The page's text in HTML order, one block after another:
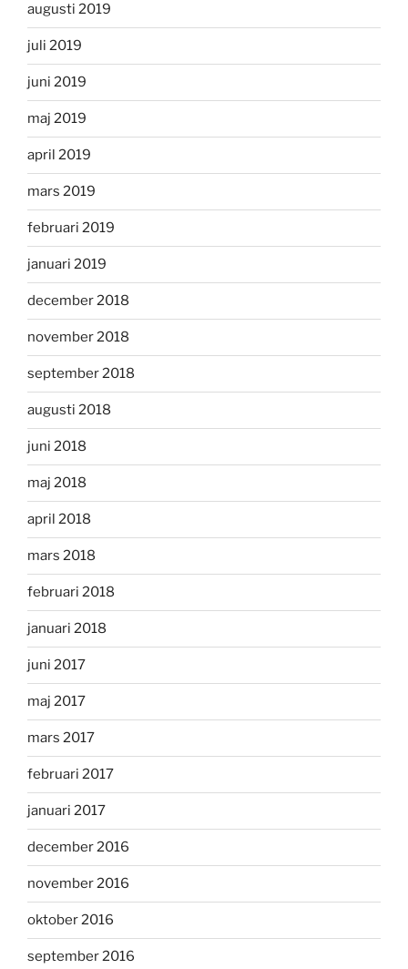
augusti 2019
juli 2019
juni 2019
maj 2019
april 2019
mars 2019
februari 2019
januari 2019
december 2018
november 2018
september 2018
augusti 2018
juni 2018
maj 2018
april 2018
mars 2018
februari 2018
januari 2018
juni 2017
maj 2017
mars 2017
februari 2017
januari 2017
december 2016
november 2016
oktober 2016
september 2016